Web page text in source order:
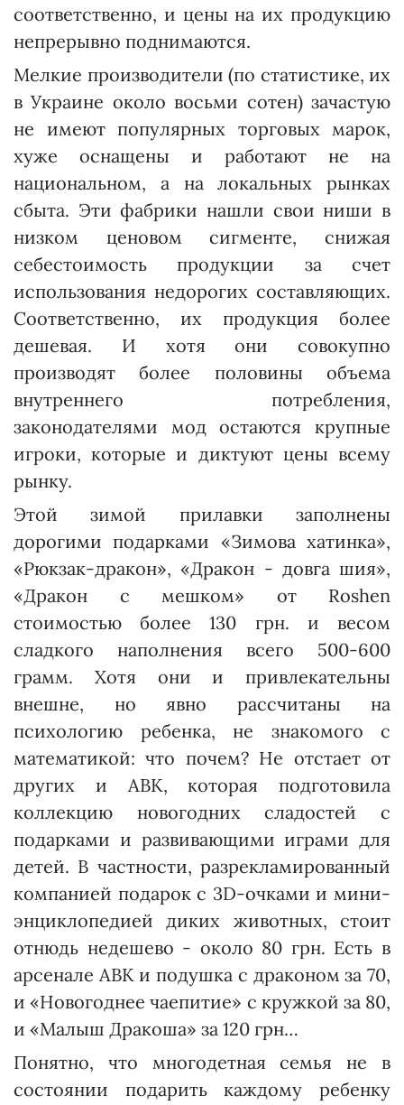
соответственно, и цены на их продукцию
непрерывно поднимаются.
Мелкие производители (по статистике, их
в Украине около восьми сотен) зачастую
не имеют популярных торговых марок,
хуже оснащены и работают не на
национальном, а на локальных рынках
сбыта. Эти фабрики нашли свои ниши в
низком ценовом сигменте, снижая
себестоимость продукции за счет
использования недорогих составляющих.
Соответственно, их продукция более
дешевая. И хотя они совокупно
производят более половины объема
внутреннего потребления,
законодателями мод остаются крупные
игроки, которые и диктуют цены всему
рынку.
Этой зимой прилавки заполнены
дорогими подарками «Зимова хатинка»,
«Рюкзак-дракон», «Дракон - довга шия»,
«Дракон с мешком» от Roshen
стоимостью более 130 грн. и весом
сладкого наполнения всего 500-600
грамм. Хотя они и привлекательны
внешне, но явно рассчитаны на
психологию ребенка, не знакомого с
математикой: что почем? Не отстает от
других и АВК, которая подготовила
коллекцию новогодних сладостей с
подарками и развивающими играми для
детей. В частности, разрек­ламированный
компанией подарок с 3D-очками и мини-
энциклопедией диких животных, стоит
отнюдь недешево - около 80 грн. Есть в
арсенале АВК и подушка с драконом за 70,
и «Новогоднее чаепитие» с кружкой за 80,
и «Малыш Дракоша» за 120 грн…
Понятно, что многодетная семья не в
состоянии подарить каждому ребенку